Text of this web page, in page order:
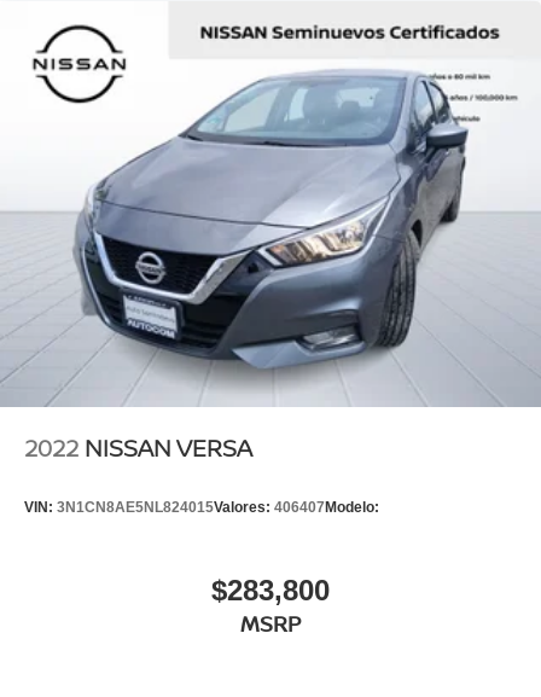
2022 NISSAN VERSA
VIN: 3N1CN8AE5NL824015Valores: 406407Modelo:
$283,800
MSRP